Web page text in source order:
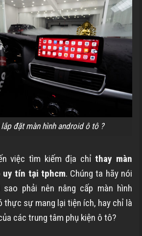
lắp đặt màn hình android ô tô ?
việc tìm kiếm địa chỉ thay màn
uy tín tại tphcm. Chúng ta hãy nói
phải nên nâng cấp màn hình
thực sự mang lại tiện ích, hay chỉ là
các trung tâm phụ kiện ô tô?